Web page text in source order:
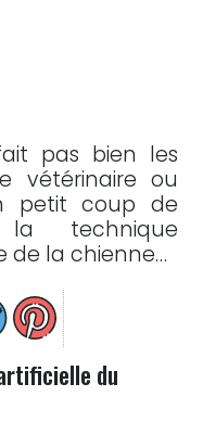
pas bien les
vétérinaire ou
petit coup de
technique
de la chienne…
facebook
sur Twitter
Epingler sur Pinterest
du